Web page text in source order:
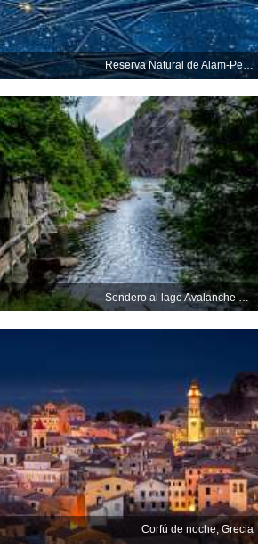
Reserva Natural de Alam-Pedja, Estonia
Corfú de noche, Grecia